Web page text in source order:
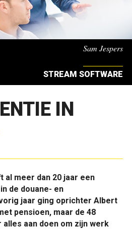
Sam Jespers
STREAM SOFTWARE
IN
meer dan 20 jaar een
de douane- en
jaar ging oprichter Albert
pensioen, maar de 48
aan doen om zijn werk